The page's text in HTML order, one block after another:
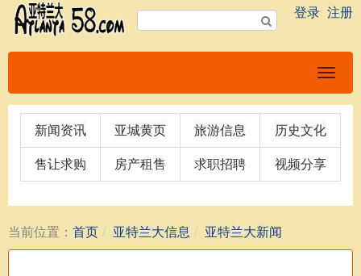
登录 注册
新闻资讯 亚城黄页 旅游信息 历史文化
售让求购 房产租售 求职招聘 视频分享
当前位置： 首页 亚特兰大信息 亚特兰大新闻